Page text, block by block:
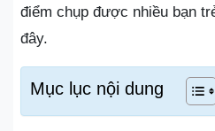
điểm chụp được nhiều bạn
đây.
Mục lục nội dung